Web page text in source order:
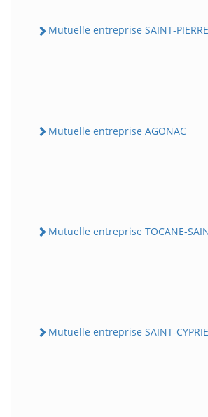
Mutuelle entreprise SAINT-
Mutuelle entreprise AGONAC
Mutuelle entreprise TOCANE-
Mutuelle entreprise SAINT-